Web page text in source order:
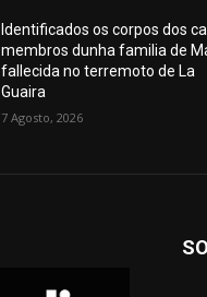
Identificados os corpos dos
membros dunha familia de
fallecida no terremoto de La
Guaira
7 Agosto, 2026